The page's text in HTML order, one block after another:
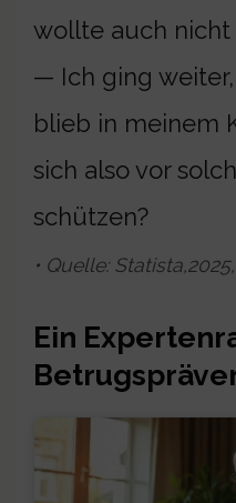
wollte auch
— Ich ging
blieb in meinem
sich also vor
schützen?
• Quelle:
Ein